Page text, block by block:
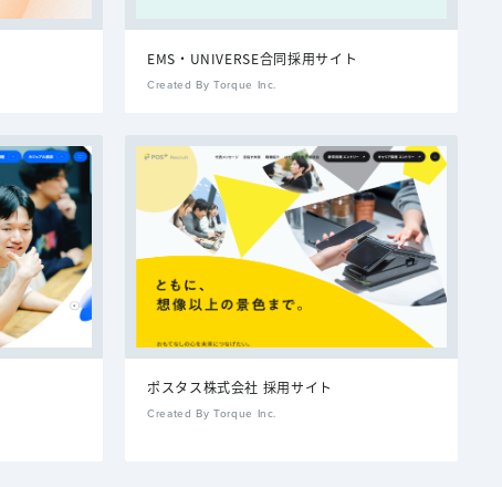
EMS・UNIVERSE合同採用サイト
Created By Torque Inc.
ポスタス株式会社 採用サイト
Created By Torque Inc.